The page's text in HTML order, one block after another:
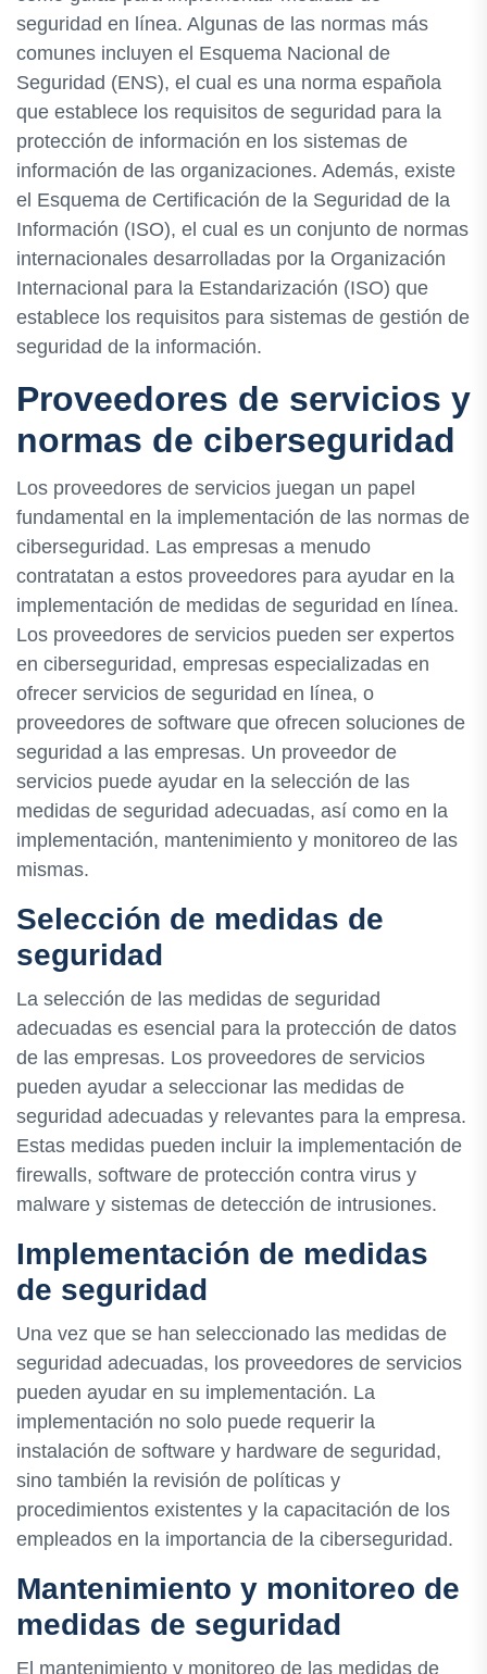
seguridad en línea. Algunas de las normas más
comunes incluyen el Esquema Nacional de
Seguridad (ENS), el cual es una norma española
que establece los requisitos de seguridad para la
protección de información en los sistemas de
información de las organizaciones. Además, existe
el Esquema de Certificación de la Seguridad de la
Información (ISO), el cual es un conjunto de normas
internacionales desarrolladas por la Organización
Internacional para la Estandarización (ISO) que
establece los requisitos para sistemas de gestión de
seguridad de la información.
Proveedores de servicios y
normas de ciberseguridad
Los proveedores de servicios juegan un papel
fundamental en la implementación de las normas de
ciberseguridad. Las empresas a menudo
contratatan a estos proveedores para ayudar en la
implementación de medidas de seguridad en línea.
Los proveedores de servicios pueden ser expertos
en ciberseguridad, empresas especializadas en
ofrecer servicios de seguridad en línea, o
proveedores de software que ofrecen soluciones de
seguridad a las empresas. Un proveedor de
servicios puede ayudar en la selección de las
medidas de seguridad adecuadas, así como en la
implementación, mantenimiento y monitoreo de las
mismas.
Selección de medidas de
seguridad
La selección de las medidas de seguridad
adecuadas es esencial para la protección de datos
de las empresas. Los proveedores de servicios
pueden ayudar a seleccionar las medidas de
seguridad adecuadas y relevantes para la empresa.
Estas medidas pueden incluir la implementación de
firewalls, software de protección contra virus y
malware y sistemas de detección de intrusiones.
Implementación de medidas
de seguridad
Una vez que se han seleccionado las medidas de
seguridad adecuadas, los proveedores de servicios
pueden ayudar en su implementación. La
implementación no solo puede requerir la
instalación de software y hardware de seguridad,
sino también la revisión de políticas y
procedimientos existentes y la capacitación de los
empleados en la importancia de la ciberseguridad.
Mantenimiento y monitoreo de
medidas de seguridad
El mantenimiento y monitoreo de las medidas de